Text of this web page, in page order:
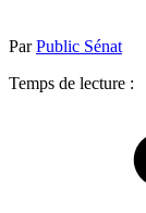
ParPublic Sénat
Temps de lecture :